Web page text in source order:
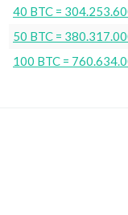
40 BTC =
50 BTC =
100 BTC =